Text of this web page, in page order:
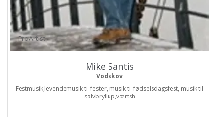
ProArtist
Mike Santis
Vodskov
Festmusik,levendemusik til fester, musik til fødselsdagsfest, musik til
sølvbryllup,værtsh